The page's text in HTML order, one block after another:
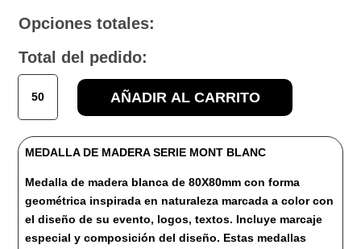
Opciones totales:
Total del pedido:
DE
MADERA
SERIE
MONT
BLANC
cantidad
AÑADIR AL CARRITO
MEDALLA DE MADERA SERIE MONT BLANC
Medalla de madera blanca de 80X80mm con forma
geométrica inspirada en naturaleza marcada a color con
el diseño de su evento, logos, textos. Incluye marcaje
especial y composición del diseño. Estas medallas